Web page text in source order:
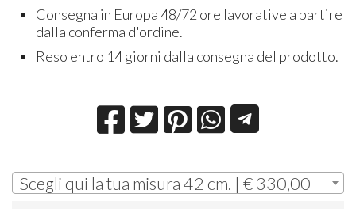
Consegna in Europa 48/72 ore lavorative a partire
dalla conferma d'ordine.
Reso entro 14 giorni dalla consegna del prodotto.
Scegli qui la tua misura 42 cm. | € 330,00